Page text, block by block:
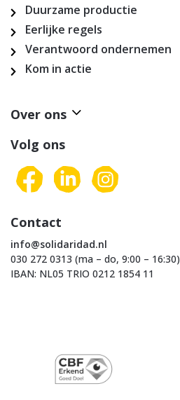
Duurzame productie
Eerlijke regels
Verantwoord ondernemen
Kom in actie
Over ons
Volg ons
Contact
info@solidaridad.nl
030 272 0313 (ma – do, 9:00 – 16:30)
IBAN: NL05 TRIO 0212 1854 11